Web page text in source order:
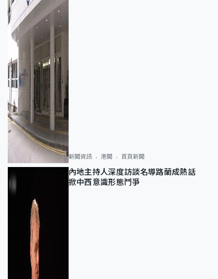
新聞資訊 港聞 首頁新聞
內地主持人深度訪談名導路蘭成熱話
掀中西意識形態鬥爭